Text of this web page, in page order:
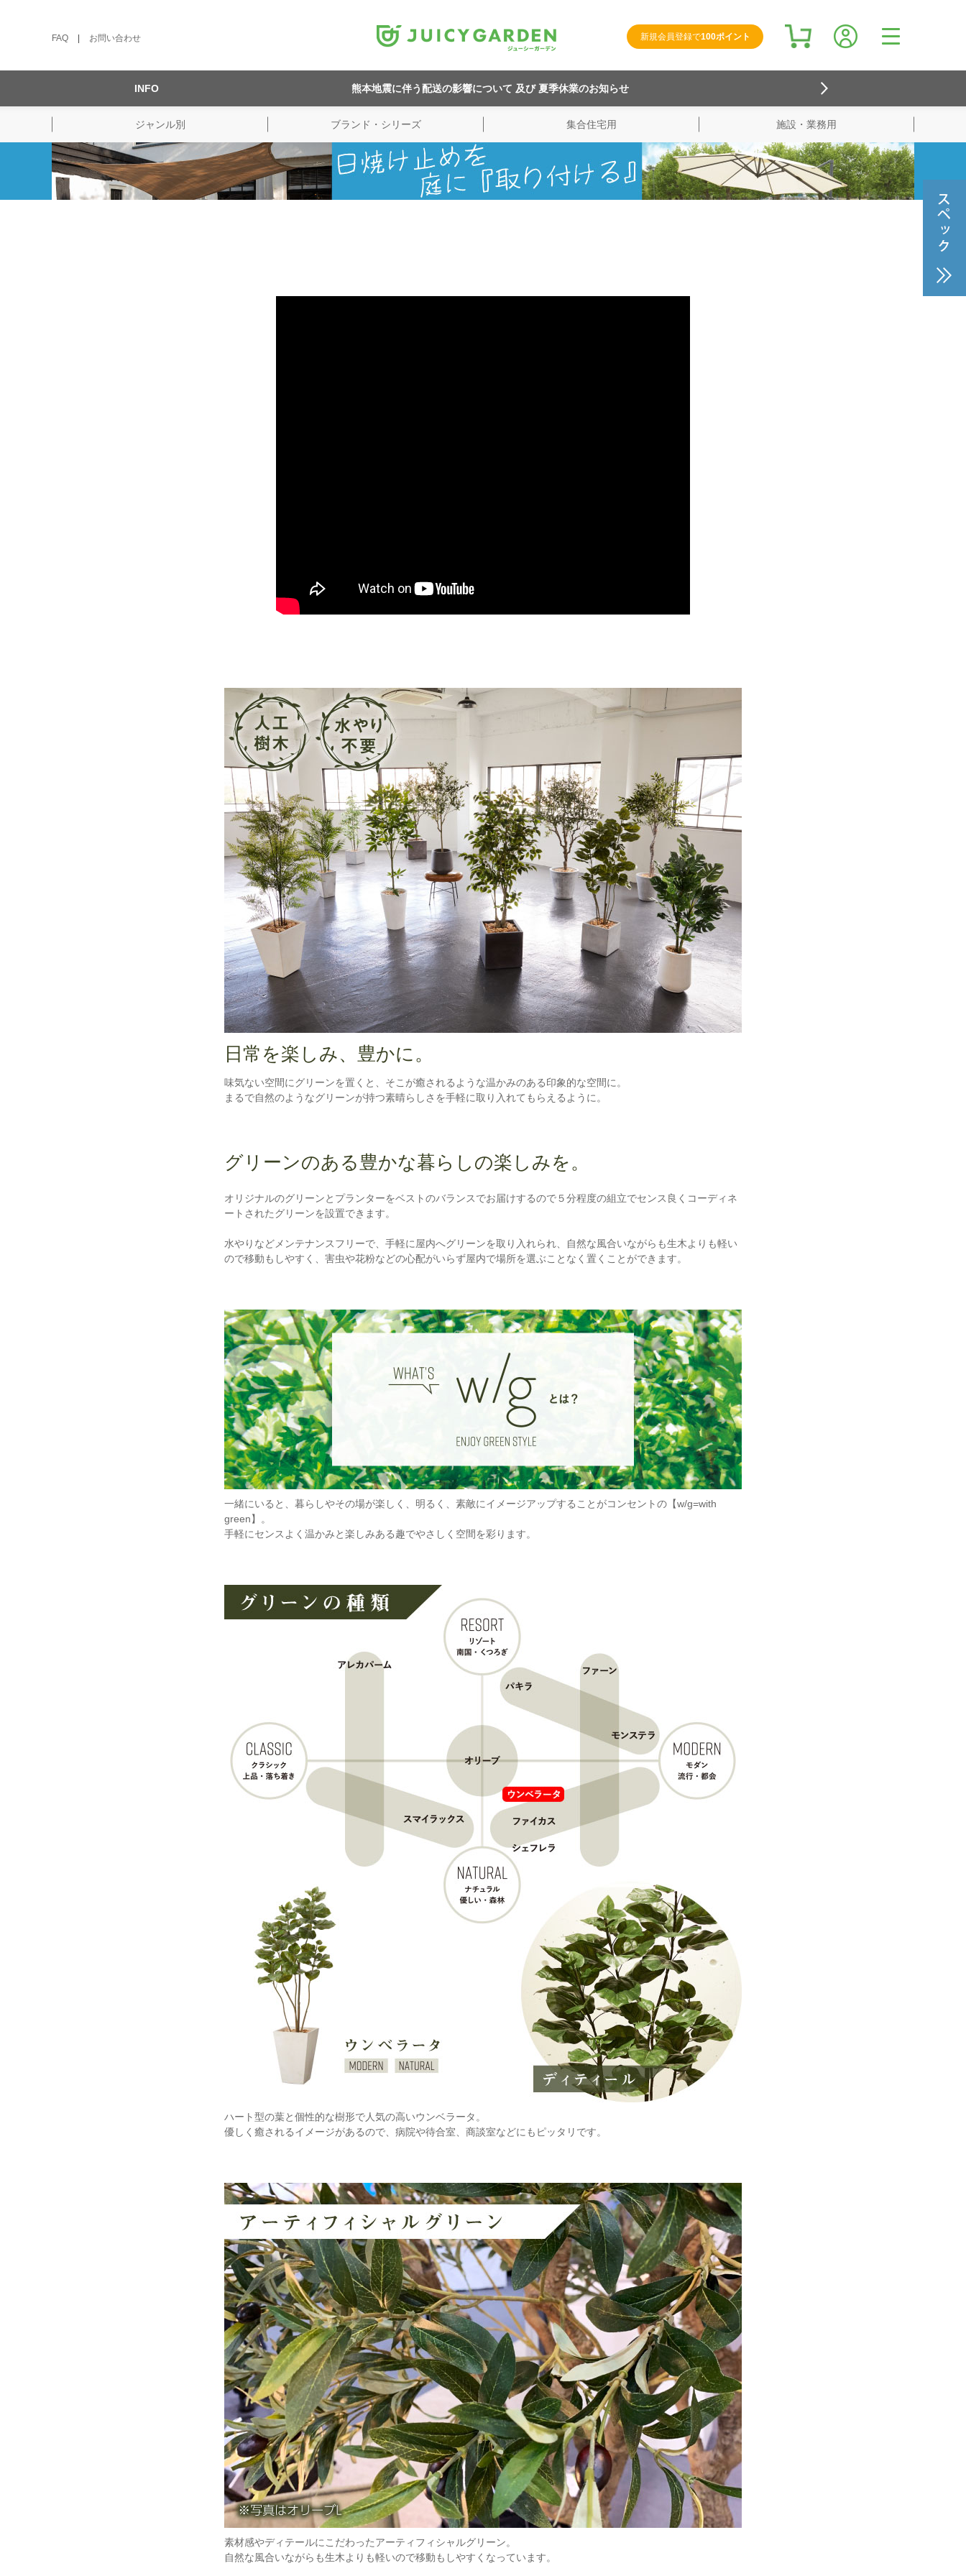
FAQ お問い合わせ 新規会員登録で100ポイント
検索
INFO 熊本地震に伴う配送の影響について 及び 夏季休業のお知らせ
ジャンル別 ブランド・シリーズ 集合住宅用 施設・業務用
日常を楽しみ、豊かに。
味気ない空間にグリーンを置くと、そこが癒されるような温かみのある印象的な空間に。
まるで自然のようなグリーンが持つ素晴らしさを手軽に取り入れてもらえるように。
グリーンのある豊かな暮らしの楽しみを。
オリジナルのグリーンとプランターをベストのバランスでお届けするので５分程度の組立でセンス良くコーディネ
ートされたグリーンを設置できます。
水やりなどメンテナンスフリーで、手軽に屋内へグリーンを取り入れられ、自然な風合いながらも生木よりも軽い
ので移動もしやすく、害虫や花粉などの心配がいらず屋内で場所を選ぶことなく置くことができます。
一緒にいると、暮らしやその場が楽しく、明るく、素敵にイメージアップすることがコンセントの【w/g=with
green】。
手軽にセンスよく温かみと楽しみある趣でやさしく空間を彩ります。
ハート型の葉と個性的な樹形で人気の高いウンベラータ。
優しく癒されるイメージがあるので、病院や待合室、商談室などにもピッタリです。
素材感やディテールにこだわったアーティフィシャルグリーン。
自然な風合いながらも生木よりも軽いので移動もしやすくなっています。